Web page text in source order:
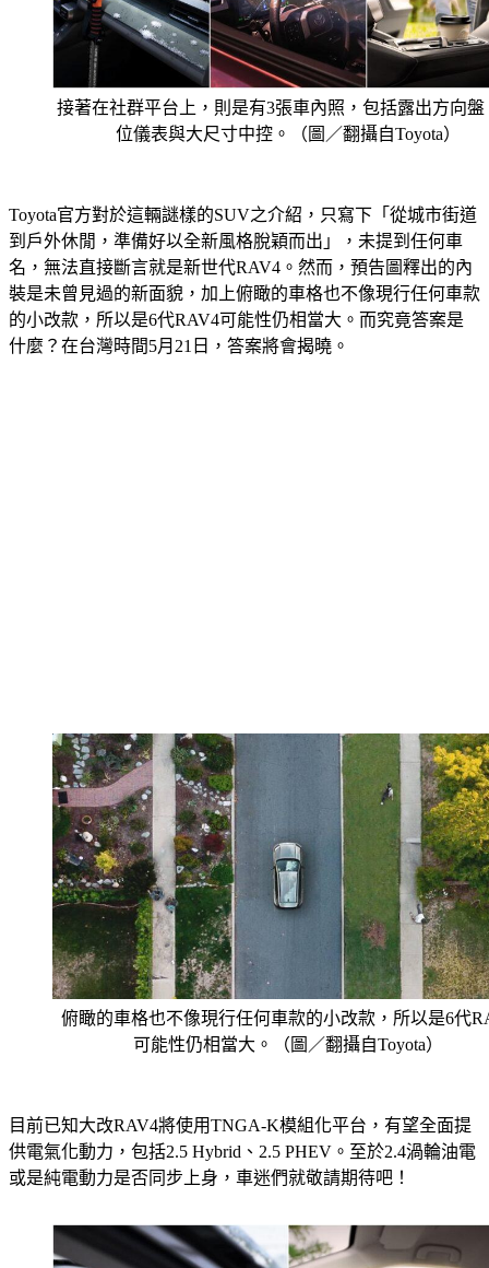
接著在社群平台上，則是有3張車內照，包括露出方向盤
位儀表與大尺寸中控。（圖／翻攝自Toyota）
Toyota官方對於這輛謎樣的SUV之介紹，只寫下「從城市街道
到戶外休閒，準備好以全新風格脫穎而出」，未提到任何車
名，無法直接斷言就是新世代RAV4。然而，預告圖釋出的內
裝是未曾見過的新面貌，加上俯瞰的車格也不像現行任何車款
的小改款，所以是6代RAV4可能性仍相當大。而究竟答案是
什麼？在台灣時間5月21日，答案將會揭曉。
俯瞰的車格也不像現行任何車款的小改款，所以是6代
可能性仍相當大。（圖／翻攝自Toyota）
目前已知大改RAV4將使用TNGA-K模組化平台，有望全面提
供電氣化動力，包括2.5 Hybrid、2.5 PHEV。至於2.4渦輪油電
或是純電動力是否同步上身，車迷們就敬請期待吧！